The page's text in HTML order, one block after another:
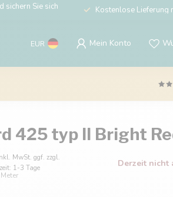
sichern Sie sich Kostenlose Lieferung
EUR Mein Konto
425 typ II Bright
MwSt. ggf. zzgl.
1-3 Tage
Derzeit nicht